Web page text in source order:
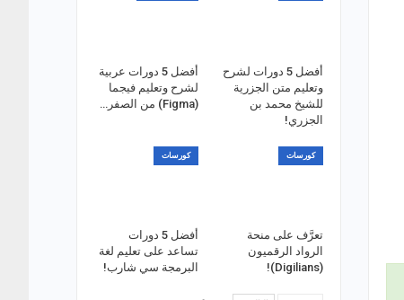
أفضل 5 دورات لشرح
وتعليم متن الجزرية
للشيخ محمد بن
الجزري!
أفضل 5 دورات عربية
لشرح وتعليم فيجما
(Figma) من الصفر…
كورسات
تعرَّف على منحة
الرواد الرقميون
(Digilians)!
كورسات
أفضل 5 دورات
تساعد على تعليم لغة
البرمجة سي شارب!